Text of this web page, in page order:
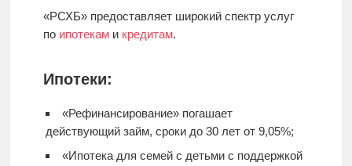
«РСХБ» предоставляет широкий спектр услуг
по ипотеками кредитам.
Ипотеки:
«Рефинансирование» погашает
действующий займ, сроки до 30 лет от 9,05%;
«Ипотека для семей с детьми с поддержкой